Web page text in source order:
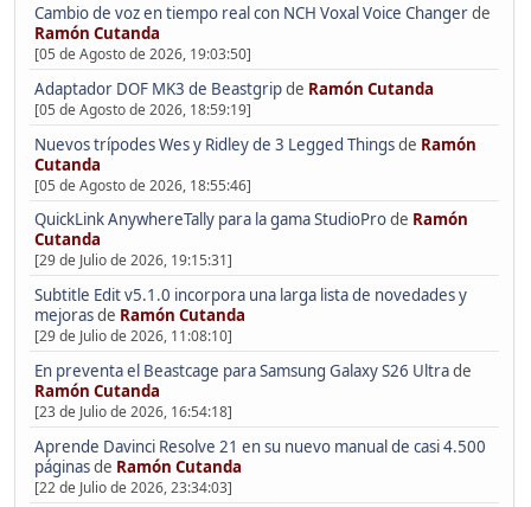
Cambio de voz en tiempo real con NCH Voxal Voice Changerde
Ramón Cutanda
[05 de Agosto de 2026, 19:03:50]
Adaptador DOF MK3 de Beastgripde Ramón Cutanda
[05 de Agosto de 2026, 18:59:19]
Nuevos trípodes Wes y Ridley de 3 Legged Thingsde Ramón
Cutanda
[05 de Agosto de 2026, 18:55:46]
QuickLink AnywhereTally para la gama StudioProde Ramón
Cutanda
[29 de Julio de 2026, 19:15:31]
Subtitle Edit v5.1.0 incorpora una larga lista de novedades y
mejorasde Ramón Cutanda
[29 de Julio de 2026, 11:08:10]
En preventa el Beastcage para Samsung Galaxy S26 Ultrade
Ramón Cutanda
[23 de Julio de 2026, 16:54:18]
Aprende Davinci Resolve 21 en su nuevo manual de casi 4.500
páginasde Ramón Cutanda
[22 de Julio de 2026, 23:34:03]